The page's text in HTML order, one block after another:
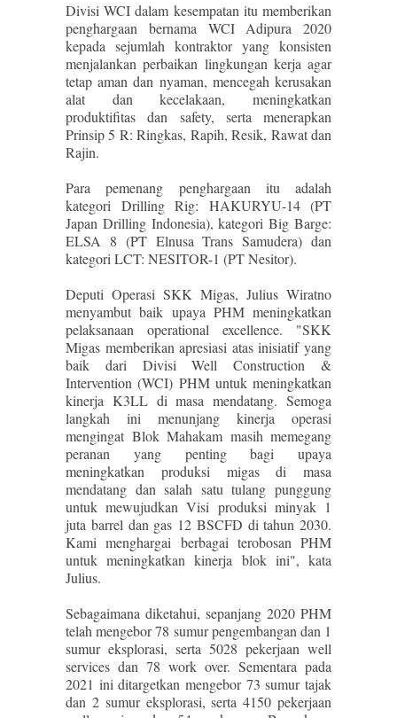
Divisi WCI dalam kesempatan itu memberikan
penghargaan bernama WCI Adipura 2020
kepada sejumlah kontraktor yang konsisten
menjalankan perbaikan lingkungan kerja agar
tetap aman dan nyaman, mencegah kerusakan
alat dan kecelakaan, meningkatkan
produktifitas dan safety, serta menerapkan
Prinsip 5 R: Ringkas, Rapih, Resik, Rawat dan
Rajin.
Para pemenang penghargaan itu adalah
kategori Drilling Rig: HAKURYU-14 (PT
Japan Drilling Indonesia), kategori Big Barge:
ELSA 8 (PT Elnusa Trans Samudera) dan
kategori LCT: NESITOR-1 (PT Nesitor).
Deputi Operasi SKK Migas, Julius Wiratno
menyambut baik upaya PHM meningkatkan
pelaksanaan operational excellence. "SKK
Migas memberikan apresiasi atas inisiatif yang
baik dari Divisi Well Construction &
Intervention (WCI) PHM untuk meningkatkan
kinerja K3LL di masa mendatang. Semoga
langkah ini menunjang kinerja operasi
mengingat Blok Mahakam masih memegang
peranan yang penting bagi upaya
meningkatkan produksi migas di masa
mendatang dan salah satu tulang punggung
untuk mewujudkan Visi produksi minyak 1
juta barrel dan gas 12 BSCFD di tahun 2030.
Kami menghargai berbagai terobosan PHM
untuk meningkatkan kinerja blok ini", kata
Julius.
Sebagaimana diketahui, sepanjang 2020 PHM
telah mengebor 78 sumur pengembangan dan 1
sumur eksplorasi, serta 5028 pekerjaan well
services dan 78 work over. Sementara pada
2021 ini ditargetkan mengebor 73 sumur tajak
dan 2 sumur eksplorasi, serta 4150 pekerjaan